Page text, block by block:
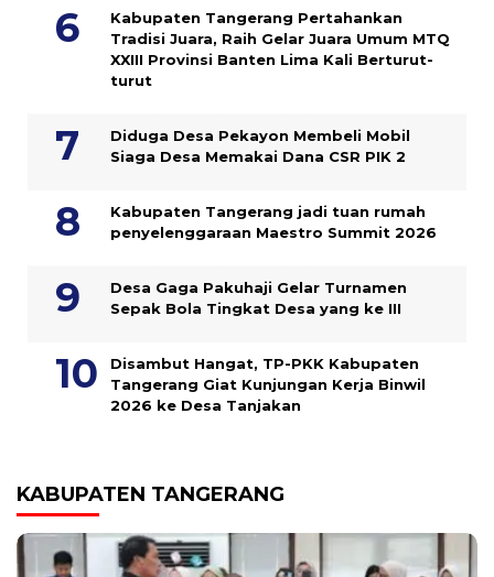
Kabupaten Tangerang Pertahankan
Tradisi Juara, Raih Gelar Juara Umum MTQ
XXIII Provinsi Banten Lima Kali Berturut-
turut
Diduga Desa Pekayon Membeli Mobil
Siaga Desa Memakai Dana CSR PIK 2
Kabupaten Tangerang jadi tuan rumah
penyelenggaraan Maestro Summit 2026
Desa Gaga Pakuhaji Gelar Turnamen
Sepak Bola Tingkat Desa yang ke III
Disambut Hangat, TP-PKK Kabupaten
Tangerang Giat Kunjungan Kerja Binwil
2026 ke Desa Tanjakan
KABUPATEN TANGERANG